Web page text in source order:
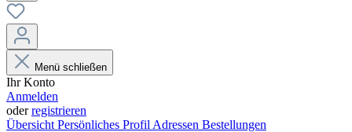
Menü schließen
Ihr Konto
Anmelden
oderregistrieren
Übersicht Persönliches Profil Adressen Bestellungen